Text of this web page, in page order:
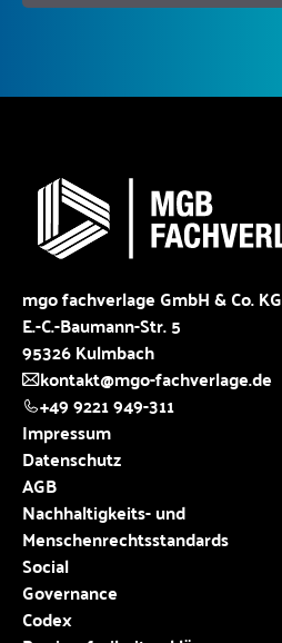
mgo fachverlage GmbH & Co. KG
E.-C.-Baumann-Str. 5
95326 Kulmbach
kontakt@mgo-fachverlage.de
+49 9221 949-311
Impressum
Datenschutz
AGB
Nachhaltigkeits- und
Menschenrechtsstandards
Social
Governance
Codex